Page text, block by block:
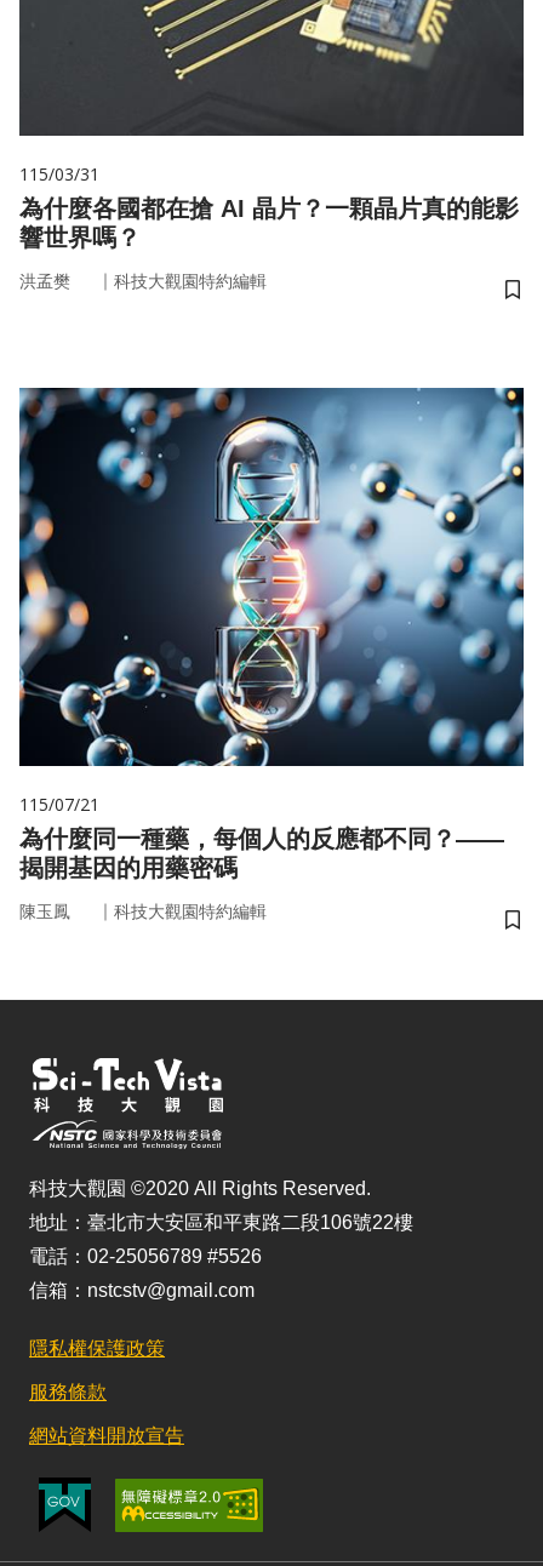
115/03/31
為什麼各國都在搶 AI 晶片？一顆晶片真的能影
響世界嗎？
洪孟樊 ｜ 科技大觀園特約編輯
儲
115/07/21
為什麼同一種藥，每個人的反應都不同？——
揭開基因的用藥密碼
陳玉鳳 ｜ 科技大觀園特約編輯
儲
科技大觀園 ©2020 All Rights Reserved.
地址：臺北市大安區和平東路二段106號22樓
電話：02-25056789 #5526
信箱：nstcstv@gmail.com
隱私權保護政策
服務條款
網站資料開放宣告